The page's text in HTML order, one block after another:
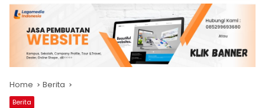
Home Berita
Berita